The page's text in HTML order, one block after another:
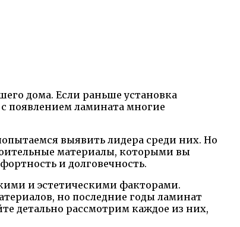
дома. Если раньше установка
появлением ламината многие
выявить лидера среди них. Но
материалы, которыми вы
и долговечность.
и эстетическими факторами.
но последние годы ламинат
детально рассмотрим каждое из них,